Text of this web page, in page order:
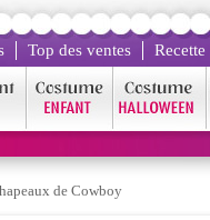
Top des ventes
de Cowboy